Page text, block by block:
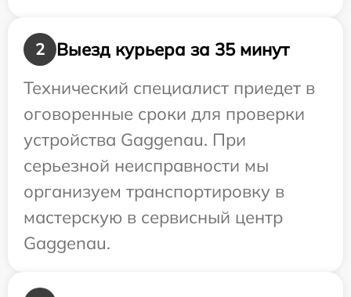
2
Выезд курьера за 35 минут
Технический специалист приедет в
оговоренные сроки для проверки
устройства Gaggenau. При
серьезной неисправности мы
организуем транспортировку в
мастерскую в сервисный центр
Gaggenau.